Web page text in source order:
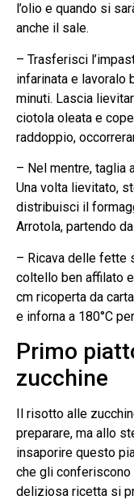
l’olio e quando si
anche il sale.
– Trasferisci
infarinata e lavoralo
minuti. Lascia
ciotola oleata e
raddoppio,
– Nel mentre, taglia
Una volta lievitato,
distribuisci il
Arrotola, partendo
– Ricava delle fette
coltello ben affilato
cm ricoperta da
e inforna a 180°C
Primo
zucchine
Il risotto alle
preparare, ma allo
insaporire questo
che gli conferiscono
deliziosa ricetta si